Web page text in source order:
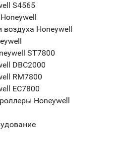
S4565
воздуха Honeywell
ST7800
DBC2000
RM7800
EC7800
Honeywell